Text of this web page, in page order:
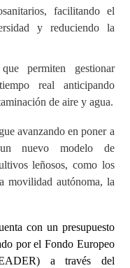
facilitando el
y reduciendo la
permiten gestionar
real anticipando
de aire y agua.
avanzando en poner a
nuevo modelo de
leñosos, como los
movilidad autónoma, la
con un presupuesto
por el Fondo Europeo
a través del